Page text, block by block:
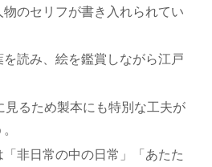
のセリフが書き入れられてい
読み、絵を鑑賞しながら江戸
見るため製本にも特別な工夫が
非日常の中の日常」「あたた